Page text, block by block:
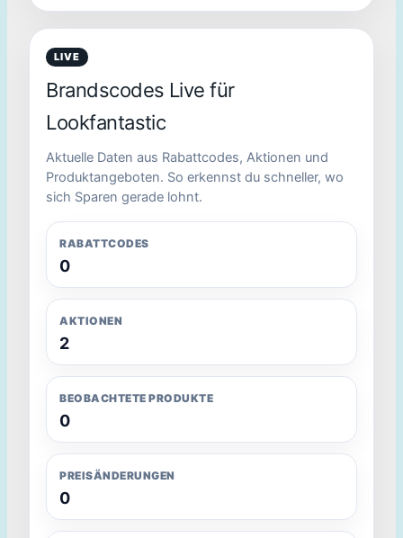
LIVE
Brandscodes Live für
Lookfantastic
Aktuelle Daten aus Rabattcodes, Aktionen und
Produktangeboten. So erkennst du schneller, wo
sich Sparen gerade lohnt.
RABATTCODES
0
AKTIONEN
2
BEOBACHTETE PRODUKTE
0
PREISÄNDERUNGEN
0